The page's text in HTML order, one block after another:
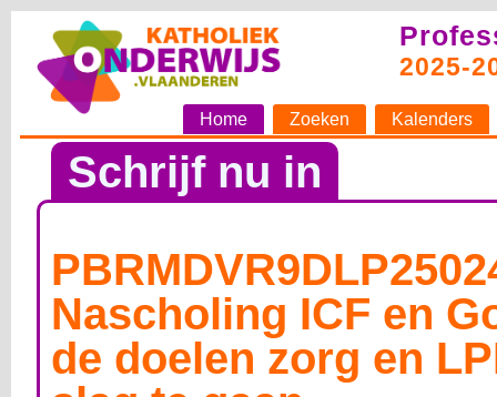
2025-
Home Zoeken Kalenders
Schrijf nu in
Nascholing ICF en
de doelen zorg en